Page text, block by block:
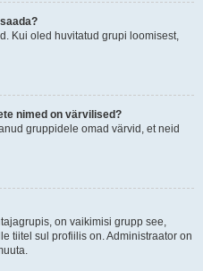
Kui oled huvitatud grupi loomisest,
nimed on värvilised?
gruppidele omad värvid, et neid
on vaikimisi grupp see,
tiitel sul profiilis on. Administraator on